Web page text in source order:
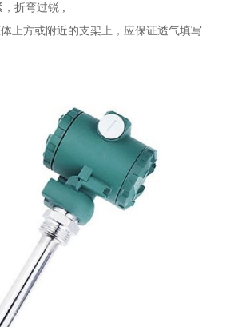
折弯过锐 ;
上方或附近的支架上，应保证透气填写